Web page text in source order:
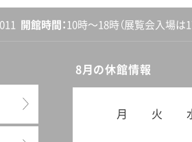
開館時間 10時〜18時 （展覧会入場は
8月の休館情報
月 火